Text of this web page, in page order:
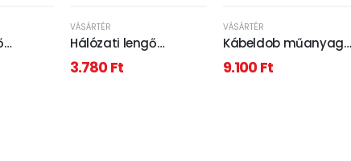
VÁSÁRTÉR
Hálózati lengő
hosszabbító 5m
3.780Ft
VÁSÁRTÉR
Kábeldob műanyag
tartóval - 3 x 1,5 mm² -
2 x USB - 10 m
9.100Ft